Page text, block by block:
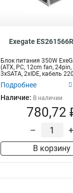
Exegate
Блок питания 350W
(ATX, PC, 12cm fan, 24pin,
3xSATA, 2xIDE, кабель
Подробнее
Наличие: В наличии
780,72
– +
В корзину